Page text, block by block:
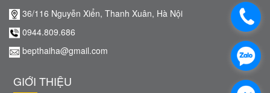
36/116 Nguyễn Xiển, Thanh Xuân, Hà Nội
0944.809.686
bepthaiha@gmail.com
GIỚI THIỆU